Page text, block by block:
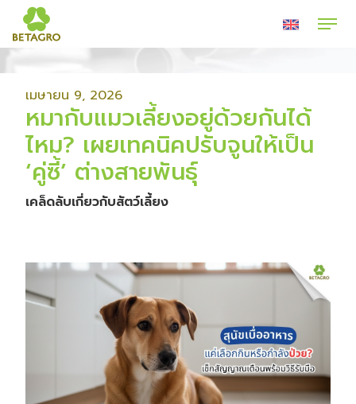
เมษายน 9, 2026
หมากับแมวเลี้ยงอยู่ด้วยกันได้
ไหม? เผยเทคนิคปรับจูนให้เป็น
‘คู่ซี้’ ต่างสายพันธุ์
เคล็ดลับเกี่ยวกับสัตว์เลี้ยง